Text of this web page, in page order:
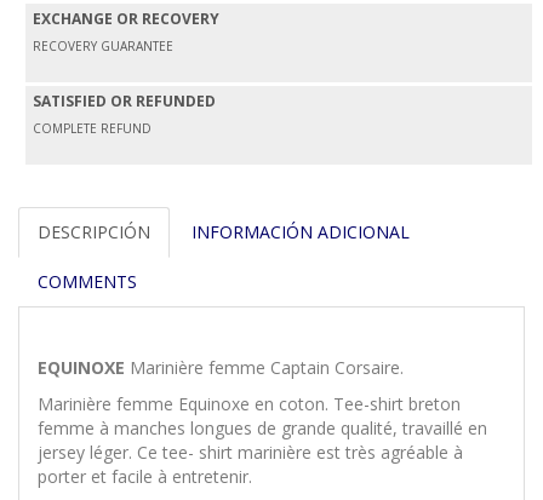
EXCHANGE OR RECOVERY
RECOVERY GUARANTEE
SATISFIED OR REFUNDED
COMPLETE REFUND
DESCRIPCIÓN INFORMACIÓN ADICIONAL
COMMENTS
EQUINOXE Marinière femme Captain Corsaire.
Marinière femme Equinoxe en coton. Tee-shirt breton
femme à manches longues de grande qualité, travaillé en
jersey léger. Ce tee- shirt marinière est très agréable à
porter et facile à entretenir.